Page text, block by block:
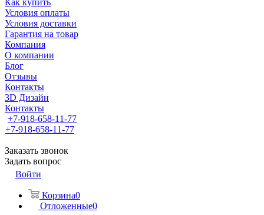
Как купить
Условия оплаты
Условия доставки
Гарантия на товар
Компания
О компании
Блог
Отзывы
Контакты
3D Дизайн
Контакты
+7-918-658-11-77
+7-918-658-11-77
Заказать звонок
Задать вопрос
Войти
Корзина0
Отложенные0